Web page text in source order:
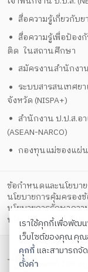
สื่อความรู้เกี่ยวกับ
สื่อความรู้เพื่อป้อง
ติด ในสถานศึกษา
สมัครงานสำนักงา
ระบบสารสนเทศย
จังหวัด (NISPA+)
สำนักงาน ป.ป.ส.อ
(ASEAN-NARCO)
กองทุนแม่ของแผ่
ข้อกำหนดและนโยบา
นโยบายการคุ้มครอง
นโยบายการรักษาคว
นโยบายคุกกี้
ตั้งค่
สำนักงาน
เราใช้คุกกี้เพื่อพัฒ
เว็บไซต์ของคุณ คุณ
คุกกี้และสามารถจั
ตั้งค่า